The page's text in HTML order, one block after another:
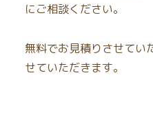
にご相談ください。
無料でお見積りさせてい
せていただきます。